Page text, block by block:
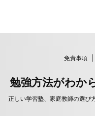
免責事項
勉強方法がわか
正しい学習塾、家庭教師の選び